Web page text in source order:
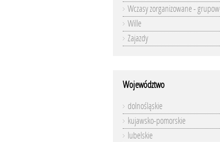
Wczasy zorganizowane -
Wille
Zajazdy
Województwo
dolnośląskie
kujawsko-pomorskie
lubelskie